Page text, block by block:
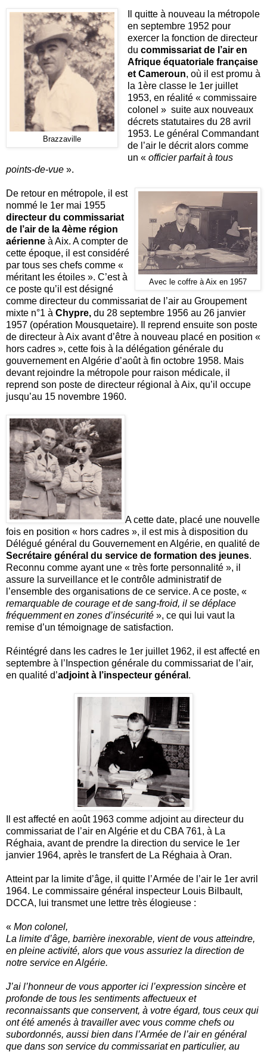
Brazzaville
Il quitte à nouveau la métropole
en septembre 1952 pour
exercer la fonction de directeur
du commissariat de l’air en
Afrique équatoriale française
et Cameroun, où il est promu à
la 1ère classe le 1er juillet
1953, en réalité « commissaire
colonel » suite aux nouveaux
décrets statutaires du 28 avril
1953. Le général Commandant
de l’air le décrit alors comme
un « officier parfait à tous
points-de-vue ».
Avec le coffre à Aix en 1957
De retour en métropole, il est
nommé le 1er mai 1955
directeur du commissariat
de l’air de la 4ème région
aérienne à Aix. A compter de
cette époque, il est considéré
par tous ses chefs comme «
méritant les étoiles ». C’est à
ce poste qu’il est désigné
comme directeur du commissariat de l’air au Groupement
mixte n°1 à Chypre, du 28 septembre 1956 au 26 janvier
1957 (opération Mousquetaire). Il reprend ensuite son poste
de directeur à Aix avant d’être à nouveau placé en position «
hors cadres », cette fois à la délégation générale du
gouvernement en Algérie d’août à fin octobre 1958. Mais
devant rejoindre la métropole pour raison médicale, il
reprend son poste de directeur régional à Aix, qu’il occupe
jusqu’au 15 novembre 1960.
A cette date, placé une nouvelle
fois en position « hors cadres », il est mis à disposition du
Délégué général du Gouvernement en Algérie, en qualité de
Secrétaire général du service de formation des jeunes.
Reconnu comme ayant une « très forte personnalité », il
assure la surveillance et le contrôle administratif de
l’ensemble des organisations de ce service. A ce poste, «
remarquable de courage et de sang-froid, il se déplace
fréquemment en zones d’insécurité », ce qui lui vaut la
remise d’un témoignage de satisfaction.
Réintégré dans les cadres le 1er juillet 1962, il est affecté en
septembre à l’Inspection générale du commissariat de l’air,
en qualité d’adjoint à l’inspecteur général .
Il est affecté en août 1963 comme adjoint au directeur du
commissariat de l’air en Algérie et du CBA 761, à La
Réghaia, avant de prendre la direction du service le 1er
janvier 1964, après le transfert de La Réghaia à Oran.
Atteint par la limite d’âge, il quitte l’Armée de l’air le 1er avril
1964. Le commissaire général inspecteur Louis Bilbault,
DCCA, lui transmet une lettre très élogieuse :
« Mon colonel,
La limite d’âge, barrière inexorable, vient de vous atteindre,
en pleine activité, alors que vous assuriez la direction de
notre service en Algérie.
J’ai l’honneur de vous apporter ici l’expression sincère et
profonde de tous les sentiments affectueux et
reconnaissants que conservent, à votre égard, tous ceux qui
ont été amenés à travailler avec vous comme chefs ou
subordonnés, aussi bien dans l’Armée de l’air en général
que dans son service du commissariat en particulier, au